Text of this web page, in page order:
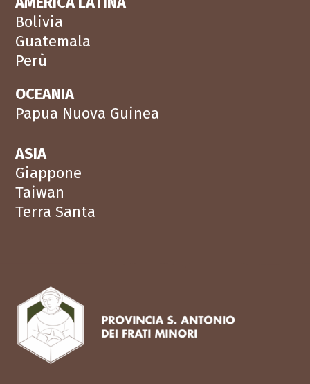
Bolivia
Guatemala
Perù
OCEANIA
Papua Nuova Guinea
ASIA
Giappone
Taiwan
Terra Santa